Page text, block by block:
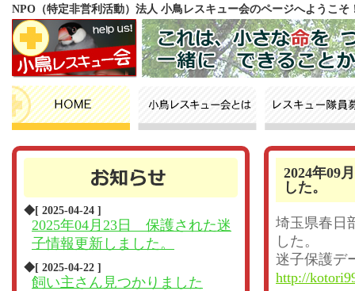
NPO（特定非営利活動）法人 小鳥レスキュー会のページへようこそ
◆[ 2025-04-24 ]
2025年04月23日 保護された迷
子情報更新しました。
◆[ 2025-04-22 ]
飼い主さん見つかりました
2024年09
した。
埼玉県春日
した。
迷子保護デ
http://